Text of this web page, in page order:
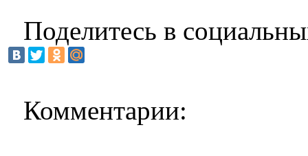
Поделитесь в
Комментарии: